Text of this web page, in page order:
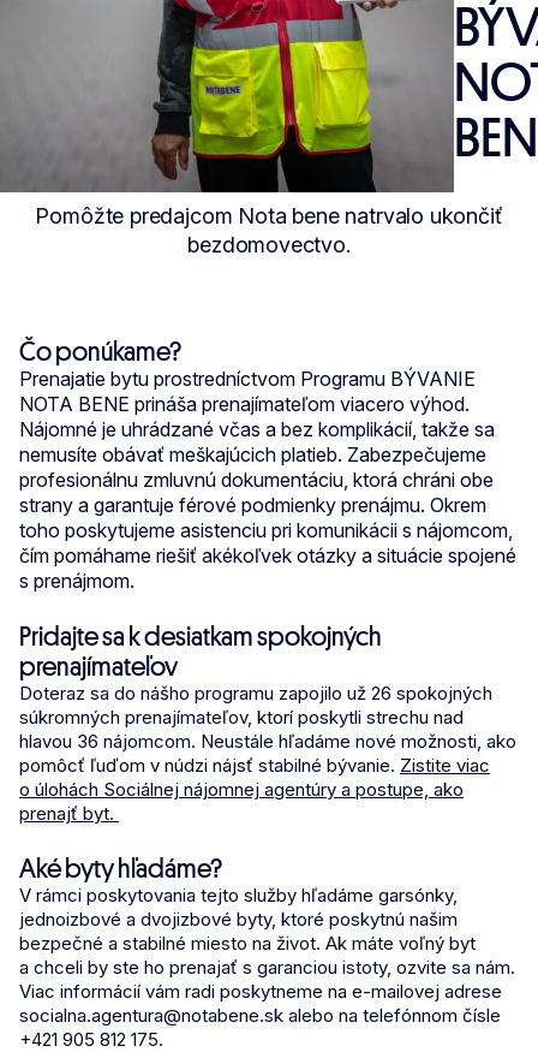
Pomôžte predajcom Nota bene natrvalo ukončiť
bezdomovectvo.
Čo ponúkame?
Prenajatie bytu prostredníctvom Programu BÝVANIE
NOTA BENE prináša prenajímateľom viacero výhod.
Nájomné je uhrádzané včas a bez komplikácií, takže sa
nemusíte obávať meškajúcich platieb. Zabezpečujeme
profesionálnu zmluvnú dokumentáciu, ktorá chráni obe
strany a garantuje férové podmienky prenájmu. Okrem
toho poskytujeme asistenciu pri komunikácii s nájomcom,
čím pomáhame riešiť akékoľvek otázky a situácie spojené
s prenájmom.
Pridajte sa k desiatkam spokojných
prenajímateľov
Doteraz sa do nášho programu zapojilo už 26 spokojných
súkromných prenajímateľov, ktorí poskytli strechu nad
hlavou 36 nájomcom. Neustále hľadáme nové možnosti, ako
pomôcť ľuďom v núdzi nájsť stabilné bývanie. Zistite viac
o úlohách Sociálnej nájomnej agentúry a postupe, ako
prenajť byt.
Aké byty hľadáme?
V rámci poskytovania tejto služby hľadáme garsónky,
jednoizbové a dvojizbové byty, ktoré poskytnú našim
bezpečné a stabilné miesto na život. Ak máte voľný byt
a chceli by ste ho prenajať s garanciou istoty, ozvite sa nám.
Viac informácií vám radi poskytneme na e-mailovej adrese
socialna.agentura@notabene.sk alebo na telefónnom čísle
+421 905 812 175.